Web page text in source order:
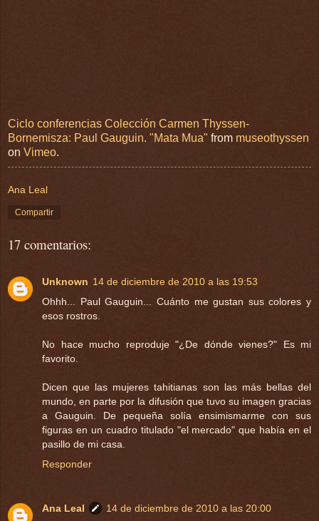
Ciclo conferencias Colección Carmen Thyssen-
Bornemisza: Paul Gauguin. "Mata Mua" from museothyssen
on Vimeo.
Ana Leal
Compartir
17 comentarios:
Unknown 14 de diciembre de 2010 a las 19:53
Ohhh... Paul Gauguin... Cuánto me gustan sus colores y
esos rostros.
No hace mucho reproduje "¿De dónde vienes?" Es mi
favorito.
Dicen que las mujeres tahitianas son las más bellas del
mundo, en parte por la difusión que tuvo su imagen gracias
a Gauguin. De pequeña solía ensimismarme con sus
figuras en un cuadro titulado "el mercado" que había en el
pasillo de mi casa.
Responder
Ana Leal
14 de diciembre de 2010 a las 20:00